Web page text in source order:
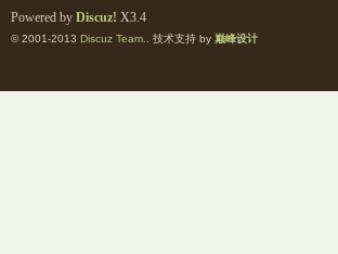
Powered by Discuz! X3.4
© 2001-2013 Discuz Team. . 技术支持 by 巅峰设计